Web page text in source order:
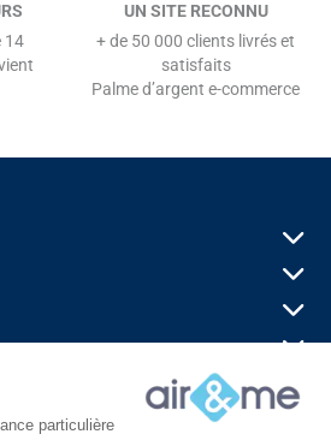
14
UN SITE RECONNU
+ de 50 000 clients livrés et
satisfaits
Palme d’argent e-commerce
!
particulière